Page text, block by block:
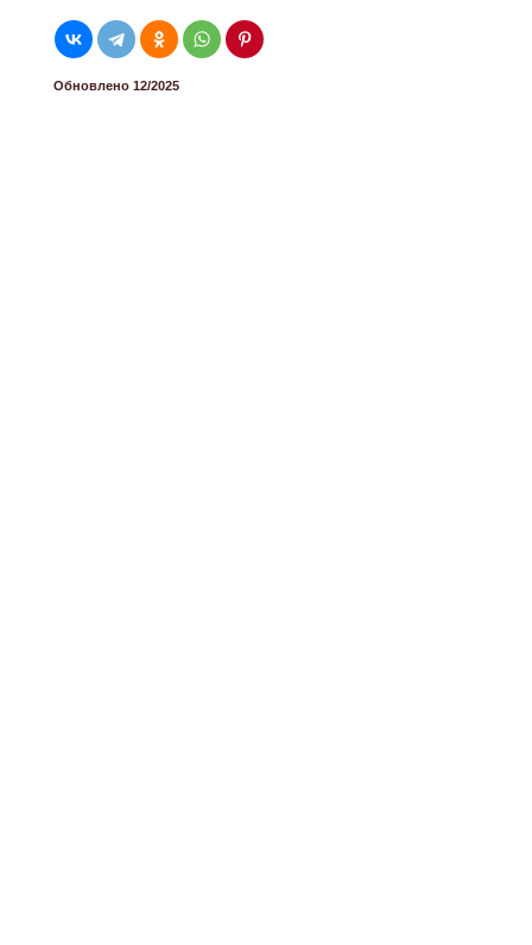
Обновлено 12/2025